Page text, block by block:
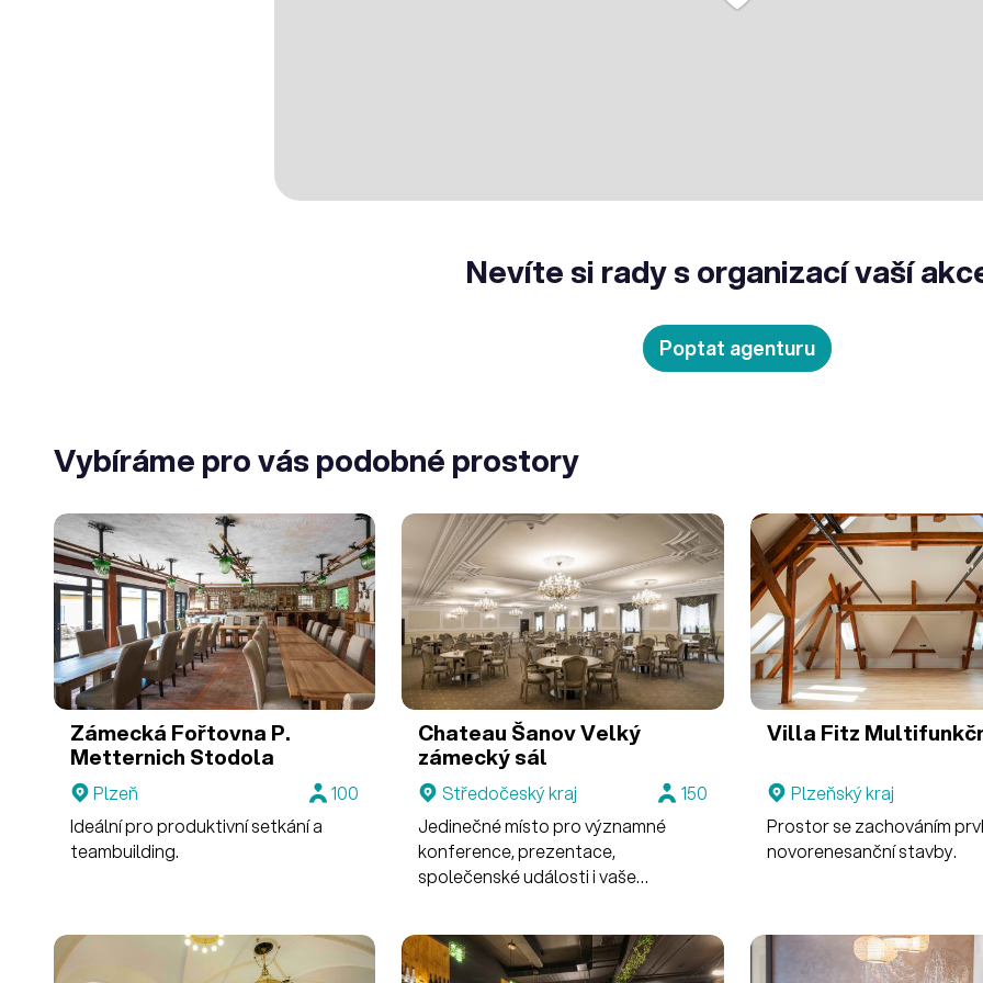
Nevíte si rady s organizací vaší
Poptat agenturu
Vybíráme pro vás podobné prostory
Zámecká Fořtovna P.
Metternich Stodola
Plzeň
100
Ideální pro produktivní setkání a
teambuilding.
Chateau ŠanovVelký
zámecký sál
Středočeský kraj
150
Jedinečné místo pro významné
konference, prezentace,
společenské události i vaše
Villa Fitz
Plzeňský kraj
Prostor se zachováním
novorenesanční stavby.